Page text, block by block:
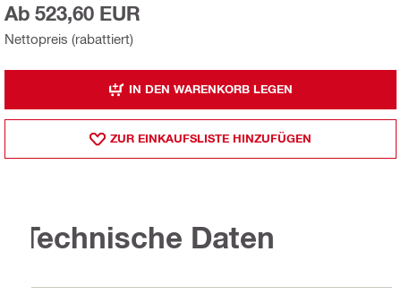
Nettopreis (rabattiert)
Ab 523,60 EUR
IN DEN WARENKORB LEGEN
ZUR EINKAUFSLISTE HINZUFÜGEN
Technische Daten